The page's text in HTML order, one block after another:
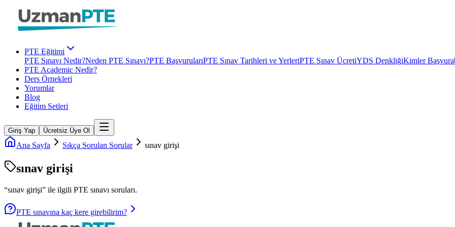
PTE Eğitimi
PTE Sınavı Nedir?Neden PTE Sınavı?PTE BaşvurularıPTE Sınav Tarihleri ve YerleriPTE Sınav ÜcretiYDS DenkliğiKimler
PTE Academic Nedir?
Ders Örnekleri
Yorumlar
Blog
Eğitim Setleri
Giriş Yap Ücretsiz Üye Ol
Ana Sayfa Sıkça Sorulan Sorular sınav girişi
sınav girişi
“sınav girişi” ile ilgili PTE sınavı soruları.
PTE sınavına kaç kere girebilirim?